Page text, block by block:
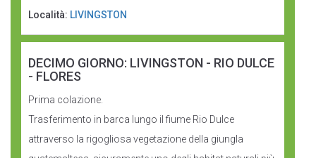
Località: LIVINGSTON
DECIMO GIORNO: LIVINGSTON - RIO DULCE
- FLORES
Prima colazione.
Trasferimento in barca lungo il fiume Rio Dulce
attraverso la rigogliosa vegetazione della giungla